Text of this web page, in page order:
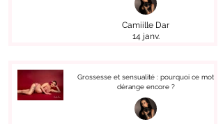
Camiille Dar
14 janv.
Grossesse et sensualité : pourquoi ce mot
dérange encore ?